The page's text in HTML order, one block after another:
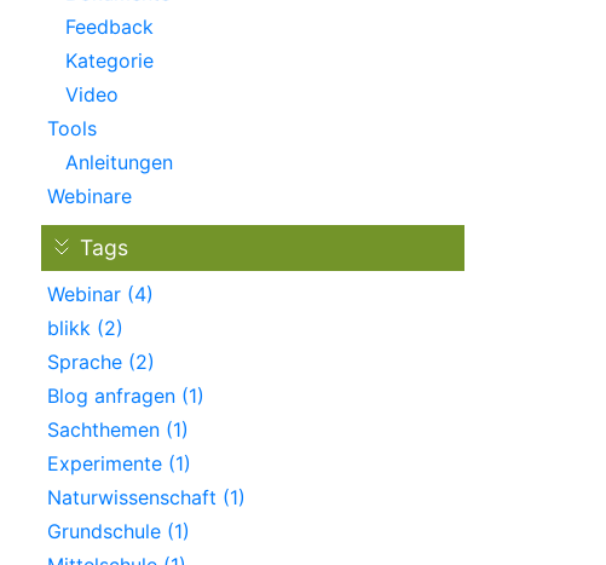
Feedback
Kategorie
Video
Tools
Anleitungen
Webinare
Tags
Webinar (4)
blikk (2)
Sprache (2)
Blog anfragen (1)
Sachthemen (1)
Experimente (1)
Naturwissenschaft (1)
Grundschule (1)